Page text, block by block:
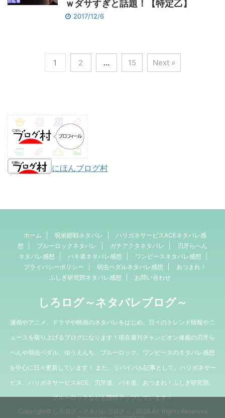
ｗダサすぎと話題！【特定乙】
2017/12/6
1 2 … 15 Next »
にほんブログ村
ホーム 呪術廻戦ネタバレ
ハリガネサービスACEネタバレ感
想
ブルーロックネタバレ ガチアクタネタバレ
刃牙らへん
ネタバレ感想
バキ道ネタバレ感想
ワンピースネタバレ感想
プライバシーポリシー
弱虫ペダルネタバレ感想
あつまれ！
ふしぎ研究部ネタバレ感想
お問い合わせ
しろログ～ネタバレブログ～
漫画やアニメ、ドラマや映画のネタバレをはじめ、日々のトレンド情報やニ
ュースを取り上げるブログになります！現在週刊チャンピオン連載の刃牙ら
へんや弱虫ペダル、ゆうえんち、ブルーロック、ワンピースのネタバレ感想
を中心に日々更新しています！ また、リバイバル記事として、ハリガネサー
ビス、ハリガネサービスACE、刃牙道、バキ道、あつまれ！ふしぎ研究部、
ブルーロックなども随時アップしています！
Copyright© しろログ～ネタバレブログ～ , 2026 All Rights Reserved